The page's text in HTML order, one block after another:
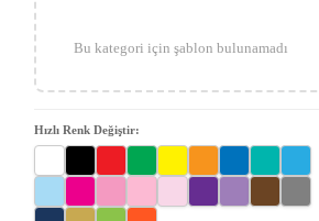
Bu kategori için şablon bulunamadı
Hızlı Renk Değiştir: